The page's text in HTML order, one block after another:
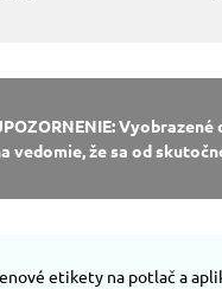
vedomie, že sa od
etikety na potlač a